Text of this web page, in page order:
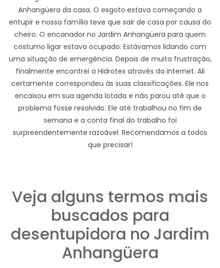
Anhangüera da casa. O esgoto estava começando a
entupir e nossa família teve que sair de casa por causa do
cheiro. O encanador no Jardim Anhangüera para quem
costumo ligar estava ocupado. Estávamos lidando com
uma situação de emergência. Depois de muita frustração,
finalmente encontrei a Hidrotex através da internet. Ali
certamente correspondeu às suas classificações. Ele nos
encaixou em sua agenda lotada e não parou até que o
problema fosse resolvido. Ele até trabalhou no fim de
semana e a conta final do trabalho foi
surpreendentemente razoável. Recomendamos a todos
que precisar!
Veja alguns termos mais
buscados para
desentupidora no Jardim
Anhangüera